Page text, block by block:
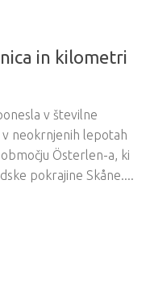
in kilometri
v številne
neokrnjenih lepotah
Österlen-a, ki
pokrajine Skåne....